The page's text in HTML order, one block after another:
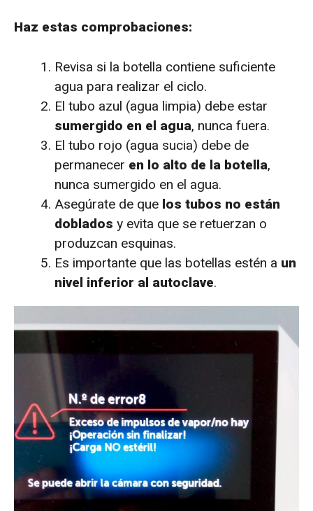
Haz estas comprobaciones:
Revisa si la botella contiene suficiente
agua para realizar el ciclo.
El tubo azul (agua limpia) debe estar
sumergido en el agua, nunca fuera.
El tubo rojo (agua sucia) debe de
permanecer en lo alto de la botella,
nunca sumergido en el agua.
Asegúrate de que los tubos no están
doblados y evita que se retuerzan o
produzcan esquinas.
Es importante que las botellas estén a un
nivel inferior al autoclave.